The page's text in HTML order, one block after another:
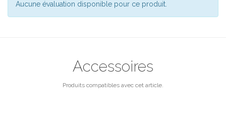
Aucune évaluation disponible pour ce produit.
Accessoires
Produits compatibles avec cet article.